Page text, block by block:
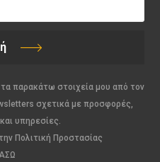
παρακάτω στοιχεία μου από τον
σχετικά με προσφορές,
υπηρεσίες.
Πολιτική Προστασίας